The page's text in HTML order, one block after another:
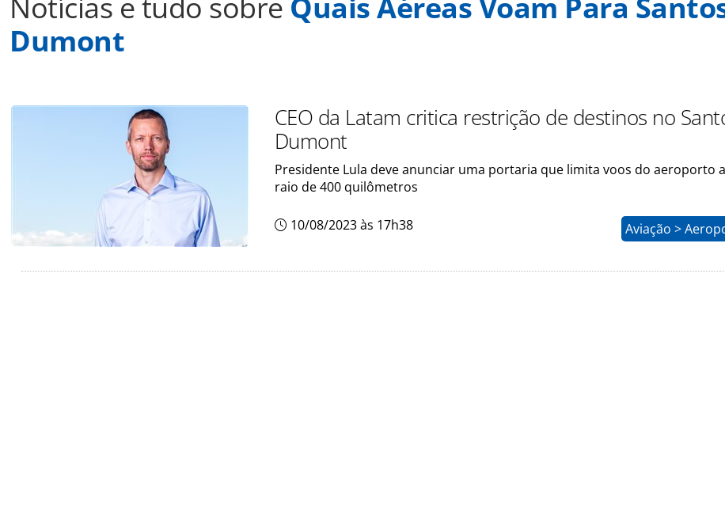
Dumont
CEO da Latam critica restrição de destinos no
Dumont
Presidente Lula deve anunciar uma portaria que limita voos do aeroporto
raio de 400 quilômetros
10/08/2023 às 17h38 Aviação >